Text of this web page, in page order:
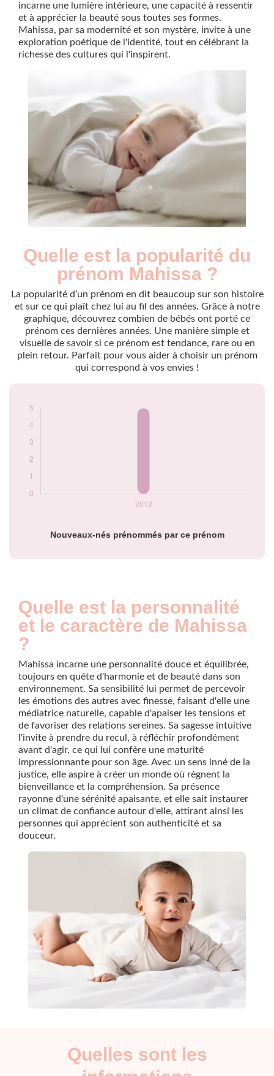
incarne une lumière intérieure, une capacité à ressentir
et à apprécier la beauté sous toutes ses formes.
Mahissa, par sa modernité et son mystère, invite à une
exploration poétique de l'identité, tout en célébrant la
richesse des cultures qui l'inspirent.
Quelle est la popularité du
prénom Mahissa ?
La popularité d’un prénom en dit beaucoup sur son histoire
et sur ce qui plaît chez lui au fil des années. Grâce à notre
graphique, découvrez combien de bébés ont porté ce
prénom ces dernières années. Une manière simple et
visuelle de savoir si ce prénom est tendance, rare ou en
plein retour. Parfait pour vous aider à choisir un prénom
qui correspond à vos envies !
Nouveaux-nés prénommés par ce prénom
Popularité du
prénom Mahissa
par année
Année
Nouveaux-
nés
Quelle est la personnalité
et le caractère de Mahissa
?
Mahissa incarne une personnalité douce et équilibrée,
toujours en quête d'harmonie et de beauté dans son
environnement. Sa sensibilité lui permet de percevoir
les émotions des autres avec finesse, faisant d'elle une
médiatrice naturelle, capable d'apaiser les tensions et
de favoriser des relations sereines. Sa sagesse intuitive
l'invite à prendre du recul, à réfléchir profondément
avant d'agir, ce qui lui confère une maturité
impressionnante pour son âge. Avec un sens inné de la
justice, elle aspire à créer un monde où règnent la
bienveillance et la compréhension. Sa présence
rayonne d'une sérénité apaisante, et elle sait instaurer
un climat de confiance autour d'elle, attirant ainsi les
personnes qui apprécient son authenticité et sa
douceur.
Quelles sont les